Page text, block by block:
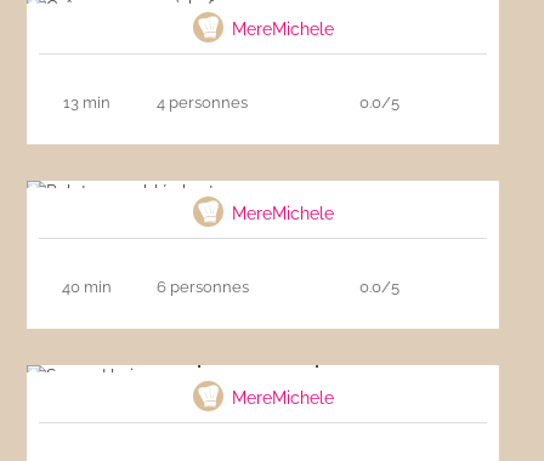
MereMichele
13 min 4 personnes 0.0/5
MereMichele
40 min 6 personnes 0.0/5
MereMichele